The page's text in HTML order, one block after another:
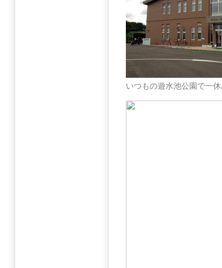
いつもの遊水池公園で一